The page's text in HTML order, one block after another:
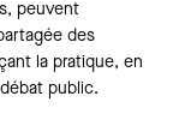
peuvent
des
la pratique, en
public.